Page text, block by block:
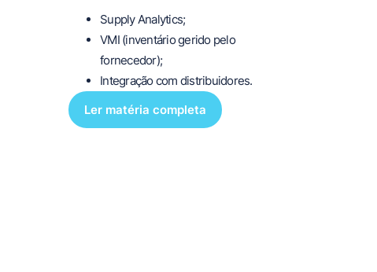
Supply Analytics;
VMI (inventário gerido pelo
fornecedor);
Integração com distribuidores.
Ler matéria completa